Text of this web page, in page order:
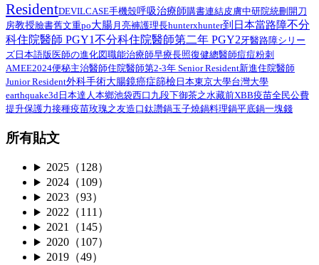
ResidentDEVILCASE手機殼呼吸治療師購書連結皮膚中研院統刪 開刀
房教授臉書舊文重po大腸 月亮褲護理長hunterxhunter到日本當路障不分
科住院醫師 PGY1不分科住院醫師第二年 PGY2牙醫路障シリー
ズ日本語版医師の進化図職能治療師早療長照復健總醫師痘痘粉刺
AMEE2024便秘主治醫師住院醫師第2-3年 Senior Resident新進住院醫師
Junior Resident外科手術大腸鏡癌症篩檢 日本東京大學台灣大學
earthquake3d 日本達人本鄉池袋西口 九段下御茶之水藏前XBB疫苗全民公費
提升保護力接種疫苗玫瑰之友造口鈦讚鍋玉子燒鍋料理鍋平底鍋一塊錢
所有貼文
2025（128）
2024（109）
2023（93）
2022（111）
2021（145）
2020（107）
2019（49）